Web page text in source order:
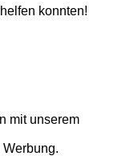
konnten!
mit unserem